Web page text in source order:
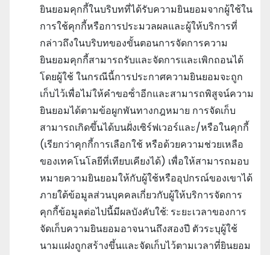
ยินยอมคุกกี้ในบริบทที่ได้รับความยินยอมจากผู้ใช้ใน
การใช้คุกกี้หรือการประมวลผลและผู้ให้บริการที่
กล่าวถึงในบริบทของขั้นตอนการจัดการความ
ยินยอมคุกกี้สามารถรับและจัดการและเพิกถอนได้
โดยผู้ใช้ ในกรณีนี้การประกาศความยินยอมจะถูก
เก็บไว้เพื่อไม่ให้คําขอซ้ําอีกและสามารถพิสูจน์ความ
ยินยอมได้ตามข้อผูกพันทางกฎหมาย การจัดเก็บ
สามารถเกิดขึ้นได้บนฝั่งเซิร์ฟเวอร์และ/หรือในคุกกี้
(เรียกว่าคุกกี้การเลือกใช้ หรือด้วยความช่วยเหลือ
ของเทคโนโลยีที่เทียบเคียงได้) เพื่อให้สามารถมอบ
หมายความยินยอมให้กับผู้ใช้หรืออุปกรณ์ของเขาได้
ภายใต้ข้อมูลส่วนบุคคลเกี่ยวกับผู้ให้บริการจัดการ
คุกกี้ข้อมูลต่อไปนี้มีผลบังคับใช้: ระยะเวลาของการ
จัดเก็บความยินยอมอาจนานถึงสองปี ตัวระบุผู้ใช้
นามแฝงถูกสร้างขึ้นและจัดเก็บไว้ตามเวลาที่ยินยอม